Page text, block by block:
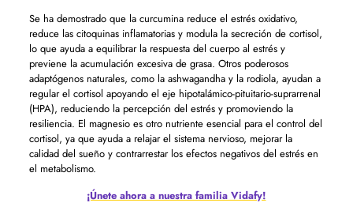
Se ha demostrado que la curcumina reduce el estrés oxidativo,
reduce las citoquinas inflamatorias y modula la secreción de cortisol,
lo que ayuda a equilibrar la respuesta del cuerpo al estrés y
previene la acumulación excesiva de grasa. Otros poderosos
adaptógenos naturales, como la ashwagandha y la rodiola, ayudan a
regular el cortisol apoyando el eje hipotalámico-pituitario-suprarrenal
(HPA), reduciendo la percepción del estrés y promoviendo la
resiliencia. El magnesio es otro nutriente esencial para el control del
cortisol, ya que ayuda a relajar el sistema nervioso, mejorar la
calidad del sueño y contrarrestar los efectos negativos del estrés en
el metabolismo.
¡Únete ahora a nuestra familia Vidafy!